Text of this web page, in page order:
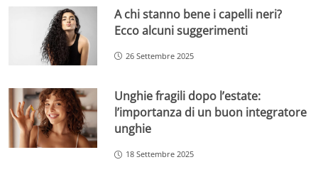
A chi stanno bene i capelli neri?
Ecco alcuni suggerimenti
26 Settembre 2025
Unghie fragili dopo l’estate:
l’importanza di un buon integratore
unghie
18 Settembre 2025